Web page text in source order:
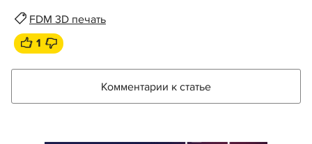
FDM 3D печать
1
Комментарии к статье